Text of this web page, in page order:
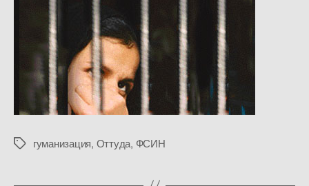
Меткигуманизация, Оттуда, ФСИН